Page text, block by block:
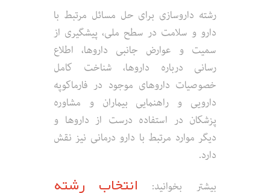
رشته داروسازی برای حل مسائل مرتبط با
دارو و سلامت در سطح ملی، پیشگیری از
سمیت و عوارض جانبی داروها، اطلاع
رسانی درباره داروها، شناخت کامل
خصوصیات داروهای موجود در فارماکوپه
دارویی و راهنمایی بیماران و مشاوره
پزشکان در استفاده درست از داروها و
دیگر موارد مرتبط با دارو درمانی نیز نقش
دارد.
بیشتر بخوانید: انتخاب رشته